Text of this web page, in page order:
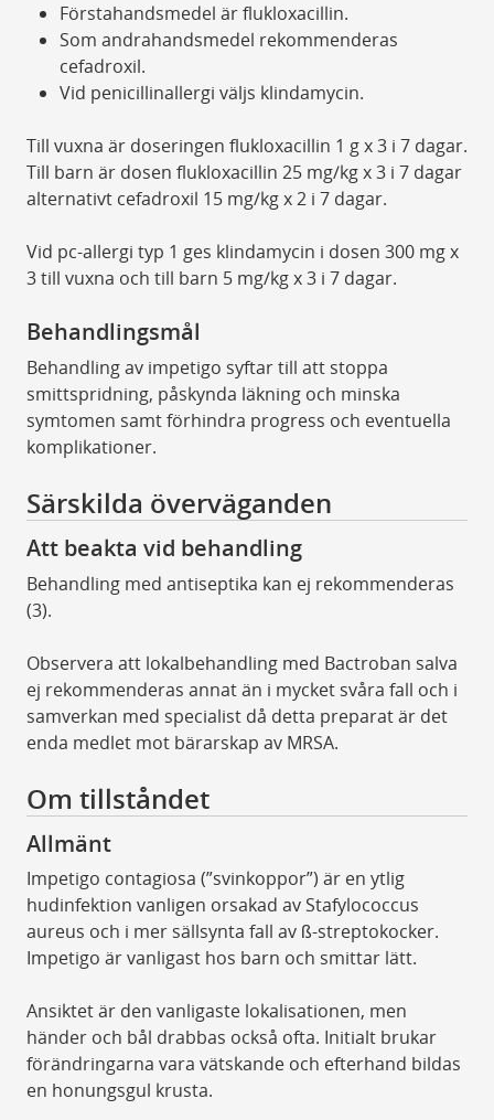
Förstahandsmedel är flukloxacillin.
Som andrahandsmedel rekommenderas
cefadroxil.
Vid penicillinallergi väljs klindamycin.
Till vuxna är doseringen flukloxacillin 1 g x 3 i 7 dagar.
Till barn är dosen flukloxacillin 25 mg/kg x 3 i 7 dagar
alternativt cefadroxil 15 mg/kg x 2 i 7 dagar.
Vid pc-allergi typ 1 ges klindamycin i dosen 300 mg x
3 till vuxna och till barn 5 mg/kg x 3 i 7 dagar.
Behandlingsmål
Behandling av impetigo syftar till att stoppa
smittspridning, påskynda läkning och minska
symtomen samt förhindra progress och eventuella
komplikationer.
Särskilda överväganden
Att beakta vid behandling
Behandling med antiseptika kan ej rekommenderas
(3).
Observera att lokalbehandling med Bactroban salva
ej rekommenderas annat än i mycket svåra fall och i
samverkan med specialist då detta preparat är det
enda medlet mot bärarskap av MRSA.
Om tillståndet
Allmänt
Impetigo contagiosa (”svinkoppor”) är en ytlig
hudinfektion vanligen orsakad av Stafylococcus
aureus och i mer sällsynta fall av ß­-streptokocker.
Impetigo är vanligast hos barn och smittar lätt.
Ansiktet är den vanligaste lokalisationen, men
händer och bål drabbas också ofta. Initialt brukar
förändringarna vara vätskande och efterhand bildas
en honungsgul krusta.